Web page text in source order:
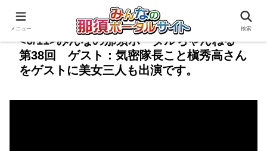
<6/11>みんなの那須ポータルちゃんねる
第38回 ゲスト：気密隊長こと槇秀高さん
をゲストに美女三人も出演です。
メニュー 検索